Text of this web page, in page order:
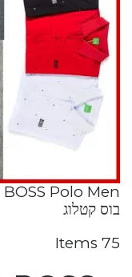
בוס קטלוג
75 Items